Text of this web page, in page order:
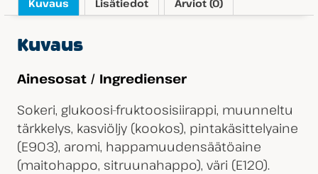
Kuvaus Lisätiedot Arviot (0)
Kuvaus
Ainesosat / Ingredienser
Sokeri, glukoosi-fruktoosisiirappi, muunneltu
tärkkelys, kasviöljy (kookos), pintakäsittelyaine
(E903), aromi, happamuudensäätöaine
(maitohappo, sitruunahappo), väri (E120).